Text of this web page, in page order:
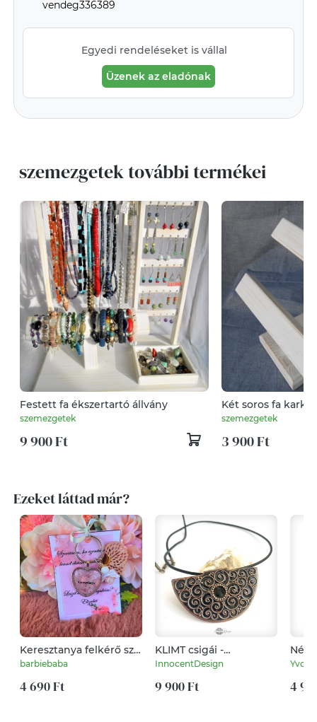
vendeg336389
Egyedi rendeléseket is vállal
Üzenek az eladónak
szemezgetek további termékei
Festett fa ékszertartó állvány
szemezgetek
9 900 Ft
Két soros fa
szemezgetek
3 900 Ft
Ezeket láttad már?
Keresztanya felkérő szív
rózsakvarc kulcstartó
barbiebaba
4 690 Ft
KLIMT csigái -
tűzzománc nyaklánc
InnocentDesign
9 900 Ft 4